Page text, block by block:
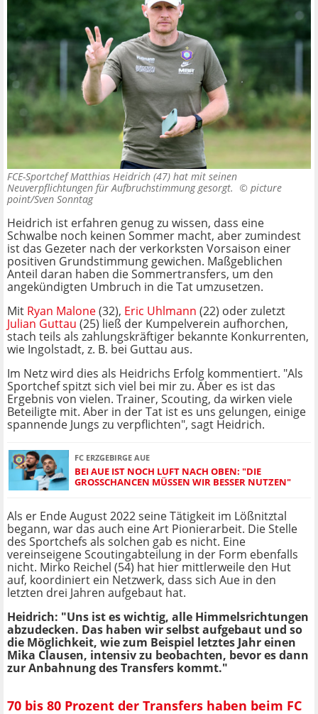
FCE-Sportchef Matthias Heidrich (47) hat mit seinen
Neuverpflichtungen für Aufbruchstimmung gesorgt. © picture
point/Sven Sonntag
Heidrich ist erfahren genug zu wissen, dass eine
Schwalbe noch keinen Sommer macht, aber zumindest
ist das Gezeter nach der verkorksten Vorsaison einer
positiven Grundstimmung gewichen. Maßgeblichen
Anteil daran haben die Sommertransfers, um den
angekündigten Umbruch in die Tat umzusetzen.
Mit Ryan Malone(32), Eric Uhlmann (22) oder zuletzt
Julian Guttau (25) ließ der Kumpelverein aufhorchen,
stach teils als zahlungskräftiger bekannte Konkurrenten,
wie Ingolstadt, z. B. bei Guttau aus.
Im Netz wird dies als Heidrichs Erfolg kommentiert. "Als
Sportchef spitzt sich viel bei mir zu. Aber es ist das
Ergebnis von vielen. Trainer, Scouting, da wirken viele
Beteiligte mit. Aber in der Tat ist es uns gelungen, einige
spannende Jungs zu verpflichten", sagt Heidrich.
FC ERZGEBIRGE AUE
BEI AUE IST NOCH LUFT NACH OBEN: "DIE
GROSSCHANCEN MÜSSEN WIR BESSER NUTZEN"
Als er Ende August 2022 seine Tätigkeit im Lößnitztal
begann, war das auch eine Art Pionierarbeit. Die Stelle
des Sportchefs als solchen gab es nicht. Eine
vereinseigene Scoutingabteilung in der Form ebenfalls
nicht. Mirko Reichel (54) hat hier mittlerweile den Hut
auf, koordiniert ein Netzwerk, dass sich Aue in den
letzten drei Jahren aufgebaut hat.
Heidrich: "Uns ist es wichtig, alle Himmelsrichtungen
abzudecken. Das haben wir selbst aufgebaut und so
die Möglichkeit, wie zum Beispiel letztes Jahr einen
Mika Clausen, intensiv zu beobachten, bevor es dann
zur Anbahnung des Transfers kommt."
70 bis 80 Prozent der Transfers haben beim FC